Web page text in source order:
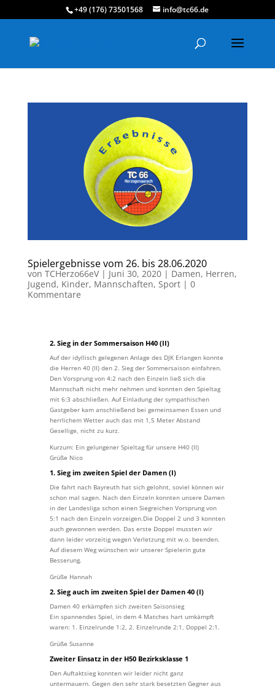
+49 (176) 73501568 info@tc66.de
Spielergebnisse vom 26. bis 28.06.2020
von TCHerzo66eV| Juni 30, 2020| Damen, Herren,
Jugend, Kinder, Mannschaften, Sport| 0
Kommentare
2. Sieg in der Sommersaison H40 (II)
Auf der idyllisch gelegenen Anlage des DJK Erlangen konnte
die Herren 40 (II) den 2. Sieg der Sommersaison einfahren.
Den Vorsprung von 4:2 nach den Einzeln ließ sich die
Mannschaft nicht mehr nehmen und konnten den Spieltag
mit 6:3 abschließen. Auf Einladung der sympathischen
Gastgeber kam anschließend bei gemeinsamen Essen und
herrlichem Wetter auch das mit 1,5 Meter Abstand
Gesellige, nicht zu kurz.
Kurzum: Ein gelungener Spieltag für unsere H40 (II)
Grüße Nico
1. Sieg im zweiten Spiel der Damen (I)
Die fahrt nach Bayreuth hat sich gelohnt, soviel können wir
schon mal sagen. Nach den Einzeln konnten unsere Damen
in der Landesliga schon einen Siegreichen Vorsprung von
5:1 nach den Einzeln vorzeigen.Die Doppel 2 und 3 konnten
auch gewonnen werden. Das erste Doppel mussten wir
dann leider vorzeitig wegen Verletzung mit w.o. beenden.
Auf diesem Weg wünschen wir unserer Spielerin gute
Besserung.
Grüße Hannah
2. Sieg auch im zweiten Spiel der Damen 40 (I)
Damen 40 erkämpfen sich zweiten Saisonsieg
Ein spannendes Spiel, in dem 4 Matches hart umkämpft
waren: 1. Einzelrunde 1:2, 2. Einzelrunde 2:1, Doppel 2:1.
Grüße Susanne
Zweiter Einsatz in der H50 Bezirksklasse 1
Den Auftaktsieg konnten wir leider nicht ganz
untermauern. Gegen den sehr stark besetzten Gegner aus